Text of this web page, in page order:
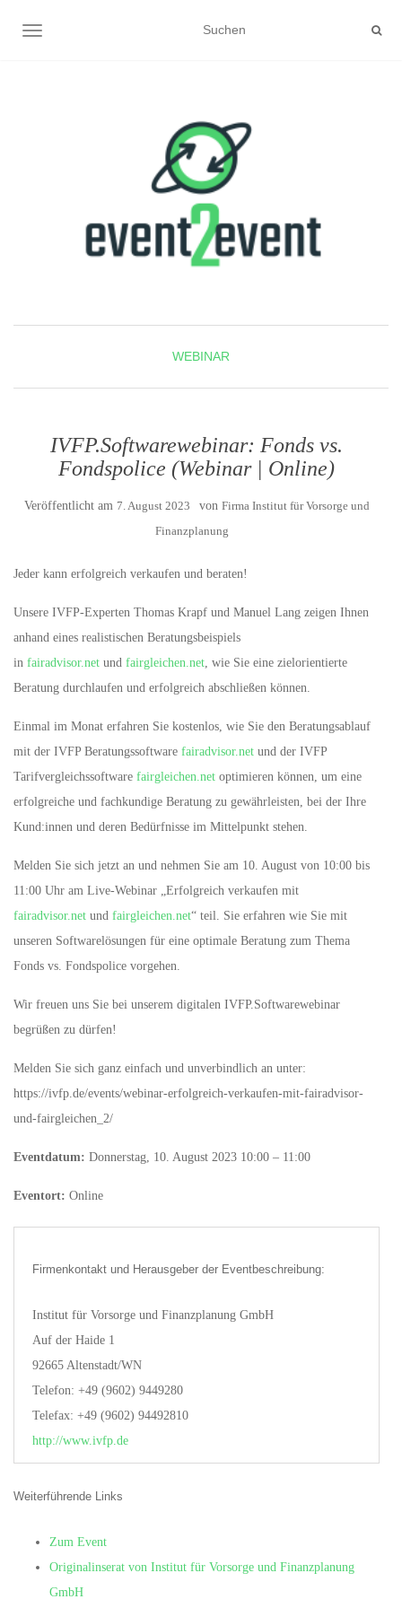
NAVIGATION UMSCHALTEN
WEBINAR
IVFP.Softwarewebinar: Fonds vs.
Fondspolice (Webinar | Online)
Veröffentlicht am 7. August 2023 von Firma Institut für Vorsorge und
Finanzplanung
Jeder kann erfolgreich verkaufen und beraten!
Unsere IVFP-Experten Thomas Krapf und Manuel Lang zeigen Ihnen
anhand eines realistischen Beratungsbeispiels
in fairadvisor.net und fairgleichen.net, wie Sie eine zielorientierte
Beratung durchlaufen und erfolgreich abschließen können.
Einmal im Monat erfahren Sie kostenlos, wie Sie den Beratungsablauf
mit der IVFP Beratungssoftware fairadvisor.net und der IVFP
Tarifvergleichssoftware fairgleichen.net optimieren können, um eine
erfolgreiche und fachkundige Beratung zu gewährleisten, bei der Ihre
Kund:innen und deren Bedürfnisse im Mittelpunkt stehen.
Melden Sie sich jetzt an und nehmen Sie am 10. August von 10:00 bis
11:00 Uhr am Live-Webinar „Erfolgreich verkaufen mit
fairadvisor.net und fairgleichen.net“ teil. Sie erfahren wie Sie mit
unseren Softwarelösungen für eine optimale Beratung zum Thema
Fonds vs. Fondspolice vorgehen.
Wir freuen uns Sie bei unserem digitalen IVFP.Softwarewebinar
begrüßen zu dürfen!
Melden Sie sich ganz einfach und unverbindlich an unter:
https://ivfp.de/events/webinar-erfolgreich-verkaufen-mit-fairadvisor-
und-fairgleichen_2/
Eventdatum: Donnerstag, 10. August 2023 10:00 – 11:00
Eventort: Online
Firmenkontakt und Herausgeber der Eventbeschreibung:
Institut für Vorsorge und Finanzplanung GmbH
Auf der Haide 1
92665 Altenstadt/WN
Telefon: +49 (9602) 9449280
Telefax: +49 (9602) 94492810
http://www.ivfp.de
Weiterführende Links
Zum Event
Originalinserat von Institut für Vorsorge und Finanzplanung
GmbH